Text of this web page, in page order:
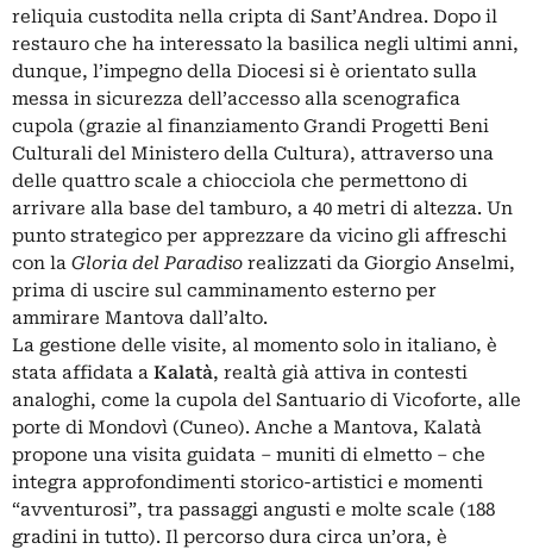
reliquia custodita nella cripta di Sant’Andrea. Dopo il
restauro che ha interessato la basilica negli ultimi anni,
dunque, l’impegno della Diocesi si è orientato sulla
messa in sicurezza dell’accesso alla scenografica
cupola (grazie al finanziamento Grandi Progetti Beni
Culturali del Ministero della Cultura), attraverso una
delle quattro scale a chiocciola che permettono di
arrivare alla base del tamburo, a 40 metri di altezza. Un
punto strategico per apprezzare da vicino gli affreschi
con la Gloria del Paradiso realizzati da Giorgio Anselmi,
prima di uscire sul camminamento esterno per
ammirare Mantova dall’alto.
La gestione delle visite, al momento solo in italiano, è
stata affidata a Kalatà, realtà già attiva in contesti
analoghi, come la cupola del Santuario di Vicoforte, alle
porte di Mondovì (Cuneo). Anche a Mantova, Kalatà
propone una visita guidata – muniti di elmetto – che
integra approfondimenti storico-artistici e momenti
“avventurosi”, tra passaggi angusti e molte scale (188
gradini in tutto). Il percorso dura circa un’ora, è